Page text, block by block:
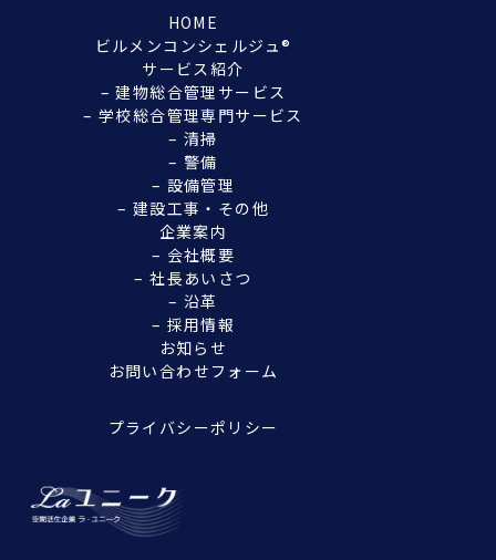
HOME
ビルメンコンシェルジュ®︎
サービス紹介
– 建物総合管理サービス
– 学校総合管理専門サービス
– 清掃
– 警備
– 設備管理
– 建設工事・その他
企業案内
– 会社概要
– 社長あいさつ
– 沿革
– 採用情報
お知らせ
お問い合わせフォーム
プライバシーポリシー